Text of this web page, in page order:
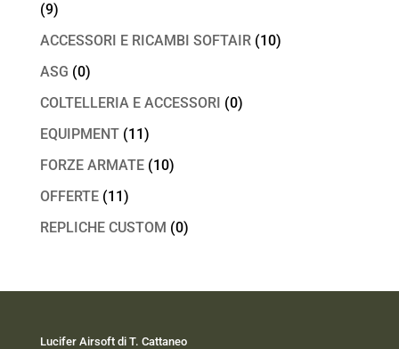
(9)
ACCESSORI E RICAMBI SOFTAIR (10)
ASG (0)
COLTELLERIA E ACCESSORI (0)
EQUIPMENT (11)
FORZE ARMATE (10)
OFFERTE (11)
REPLICHE CUSTOM (0)
Lucifer Airsoft di T. Cattaneo